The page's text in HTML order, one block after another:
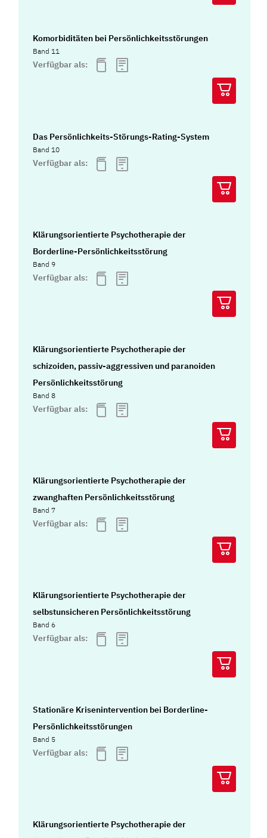
Komorbiditäten bei Persönlichkeitsstörungen
Band 11
Verfügbar als:
Das Persönlichkeits-Störungs-Rating-System
Band 10
Verfügbar als:
Klärungsorientierte Psychotherapie der
Borderline-Persönlichkeitsstörung
Band 9
Verfügbar als:
Klärungsorientierte Psychotherapie der
schizoiden, passiv-aggressiven und paranoiden
Persönlichkeitsstörung
Band 8
Verfügbar als:
Klärungsorientierte Psychotherapie der
zwanghaften Persönlichkeitsstörung
Band 7
Verfügbar als:
Klärungsorientierte Psychotherapie der
selbstunsicheren Persönlichkeitsstörung
Band 6
Verfügbar als:
Stationäre Krisenintervention bei Borderline-
Persönlichkeitsstörungen
Band 5
Verfügbar als:
Klärungsorientierte Psychotherapie der